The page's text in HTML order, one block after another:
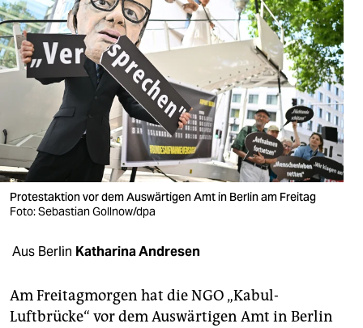
nord
wahrheit
verlag
veranstaltungen
shop
fragen & hilfe
unterstützen
abo
genossenschaft
Protestaktion vor dem Auswärtigen Amt in Berlin am Freitag
Foto: Sebastian Gollnow/dpa
Aus Berlin Katharina Andresen
Am Freitagmorgen hat die NGO „Kabul-
Luftbrücke“ vor dem Auswärtigen Amt in Berlin